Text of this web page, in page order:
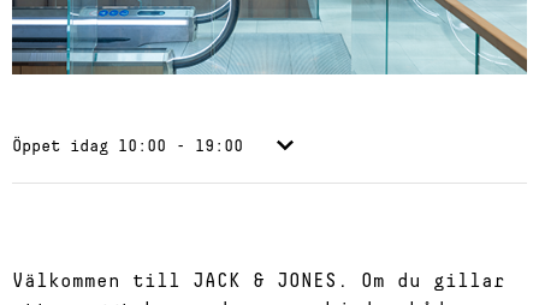
Öppet idag 10:00 - 19:00
Välkommen till JACK & JONES. Om du gillar